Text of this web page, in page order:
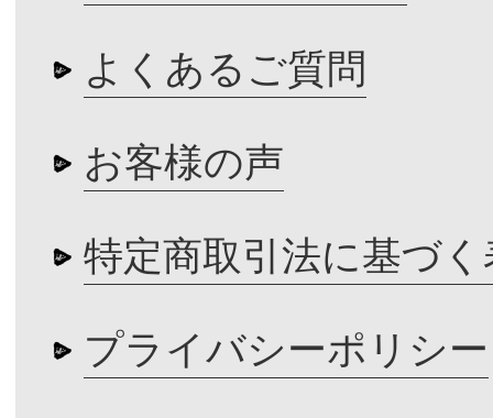
よくあるご質問
お客様の声
特定商取引法に基づく
プライバシーポリシー